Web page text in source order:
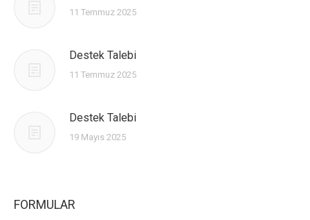
11 Temmuz 2025
Destek Talebi
11 Temmuz 2025
Destek Talebi
19 Mayıs 2025
FORMULAR